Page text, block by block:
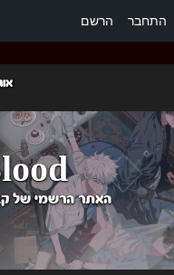
התחבר הרשם
content
האתר הרשמי של